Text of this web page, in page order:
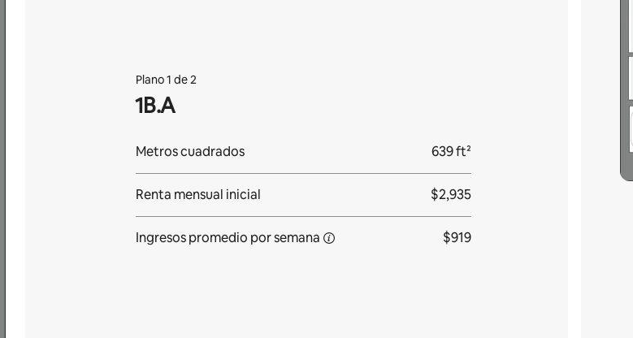
Plano 1 de 2
1B.A
Metros cuadrados 639 ft²
Renta mensual inicial $2,935
Ingresos promedio porsemana $919